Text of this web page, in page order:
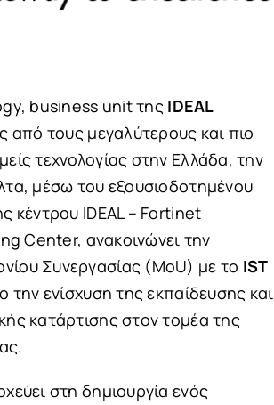
business unit της IDEAL
από τους μεγαλύτερους και πιο
τεχνολογίας στην Ελλάδα, την
μέσω του εξουσιοδοτημένου
κέντρου IDEAL – Fortinet
Center, ανακοινώνει την
Συνεργασίας (MoU) με το IST
την ενίσχυση της εκπαίδευσης και
κατάρτισης στον τομέα της
στη δημιουργία ενός